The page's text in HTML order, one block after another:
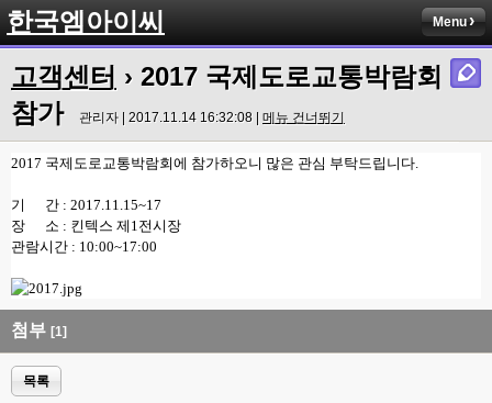
한국엠아이씨 Menu
고객센터 › 2017 국제도로교통박람회
참가
관리자 | 2017.11.14 16:32:08 | 메뉴 건너뛰기
2017 국제도로교통박람회에 참가하오니 많은 관심 부탁드립니다.
기 간 : 2017.11.15~17
장 소 : 킨텍스 제1전시장
관람시간 : 10:00~17:00
첨부 [1]
목록